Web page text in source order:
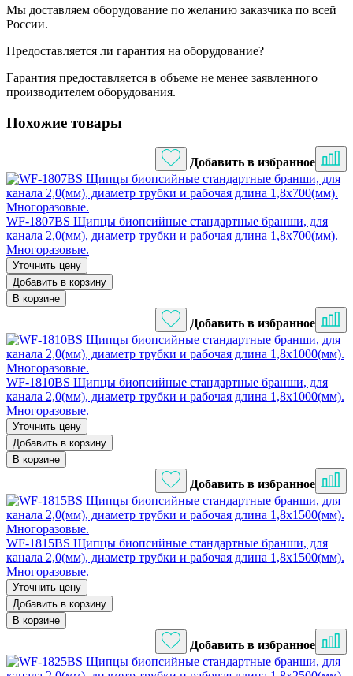
Мы доставляем оборудование по желанию заказчика по всей
России.
Предоставляется ли гарантия на оборудование?
Гарантия предоставляется в объеме не менее заявленного
производителем оборудования.
Похожие товары
Добавить в избранное
WF-1807BS Щипцы биопсийные стандартные бранши, для
канала 2,0(мм), диаметр трубки и рабочая длина 1,8х700(мм).
Многоразовые.
Уточнить цену
Добавить в корзину
В корзине
Добавить в избранное
WF-1810BS Щипцы биопсийные стандартные бранши, для
канала 2,0(мм), диаметр трубки и рабочая длина 1,8х1000(мм).
Многоразовые.
Уточнить цену
Добавить в корзину
В корзине
Добавить в избранное
WF-1815BS Щипцы биопсийные стандартные бранши, для
канала 2,0(мм), диаметр трубки и рабочая длина 1,8х1500(мм).
Многоразовые.
Уточнить цену
Добавить в корзину
В корзине
Добавить в избранное